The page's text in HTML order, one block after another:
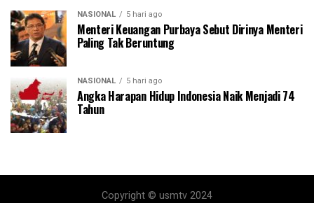
NASIONAL 5 hari ago
Menteri Keuangan Purbaya Sebut Dirinya Menteri
Paling Tak Beruntung
NASIONAL 5 hari ago
Angka Harapan Hidup Indonesia Naik Menjadi 74
Tahun
Copyright © usmtv 2024